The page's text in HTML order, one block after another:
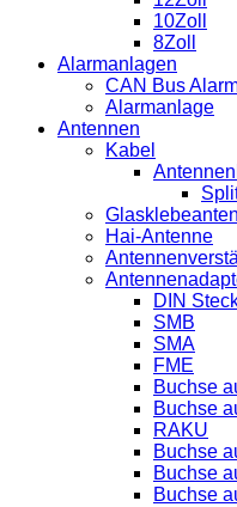
10Zoll
8Zoll
Alarmanlagen
CAN Bus
Alarmanlage
Antennen
Kabel
Hai-Antenne
DIN
SMB
SMA
FME
Buchse
Buchse
RAKU
Buchse
Buchse
Buchse